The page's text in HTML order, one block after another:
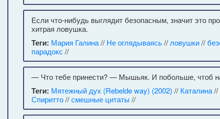
Если что-нибудь выглядит безопасным, значит это
хитрая ловушка.
Теги: Мария Галина// Не оглядываясь// ловушки//
парадокс //
— Что тебе принести? — Мышьяк. И побольше, чтоб
Теги: Мятежный дух (Rebelde way) (2002) // Каталина//
Спиритто//смешные цитаты //